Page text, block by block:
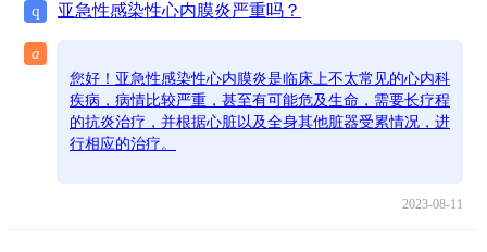
q 亚急性感染性心内膜炎严重吗？
a
您好！亚急性感染性心内膜炎是临床上不太常见的心内科
疾病，病情比较严重，甚至有可能危及生命，需要长疗程
的抗炎治疗，并根据心脏以及全身其他脏器受累情况，进
行相应的治疗。
2023-08-11